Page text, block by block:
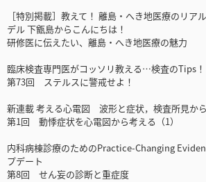
［特別掲載］教えて！ 離島・へき地医療のリ
デル 下甑島からこんにちは！
研修医に伝えたい、離島・へき地医療の魅力
臨床検査専門医がコッソリ教える…検査のTips！
第73回 ステルスに警戒せよ！
新連載 考える心電図 波形と症状，検査所見か
第1回 動悸症状を心電図から考える（1）
内科病棟診療のためのPractice-Changing
プデート
第8回 せん妄の診断と重症度